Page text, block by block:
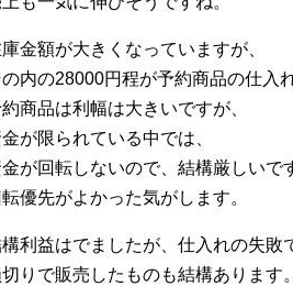
金額が大きくなっていますが、
内の28000円程が予約商品の仕入
商品は利幅は大きいですが、
が限られている中では、
が回転しないので、結構厳しいで
転優先がよかった気がします。
利益はでましたが、仕入れの失敗
りで販売したものも結構あります。